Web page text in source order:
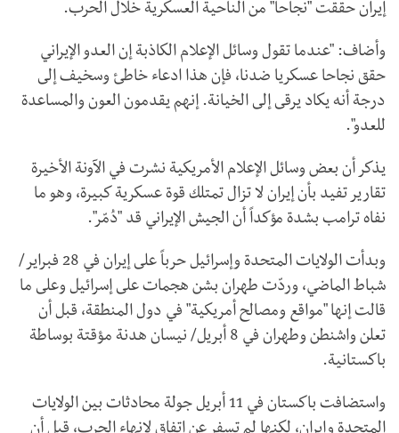
إيران حققت "نجاحا" من الناحية العسكرية خلال الحرب.
وأضاف: "عندما تقول وسائل الإعلام الكاذبة إن العدو الإيراني
حقق نجاحا عسكريا ضدنا، فإن هذا ادعاء خاطئ وسخيف إلى
درجة أنه يكاد يرقى إلى الخيانة. إنهم يقدمون العون والمساعدة
للعدو".
يذكر أن بعض وسائل الإعلام الأمريكية نشرت في الآونة الأخيرة
تقارير تفيد بأن إيران لا تزال تمتلك قوة عسكرية كبيرة، وهو ما
نفاه ترامب بشدة مؤكداً أن الجيش الإيراني قد "دُمّر".
وبدأت الولايات المتحدة وإسرائيل حرباً على إيران في 28 فبراير/
شباط الماضي، وردّت طهران بشن هجمات على إسرائيل وعلى ما
قالت إنها "مواقع ومصالح أمريكية" في دول المنطقة، قبل أن
تعلن واشنطن وطهران في 8 أبريل/ نيسان هدنة مؤقتة بوساطة
باكستانية.
واستضافت باكستان في 11 أبريل جولة محادثات بين الولايات